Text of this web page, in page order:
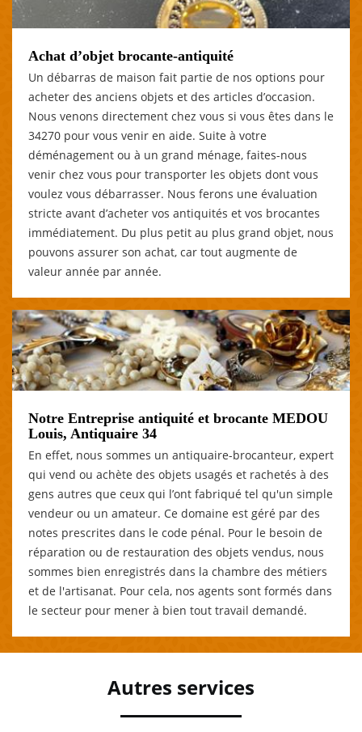
Achat d’objet brocante-antiquité
Un débarras de maison fait partie de nos options pour
acheter des anciens objets et des articles d’occasion.
Nous venons directement chez vous si vous êtes dans le
34270 pour vous venir en aide. Suite à votre
déménagement ou à un grand ménage, faites-nous
venir chez vous pour transporter les objets dont vous
voulez vous débarrasser. Nous ferons une évaluation
stricte avant d’acheter vos antiquités et vos brocantes
immédiatement. Du plus petit au plus grand objet, nous
pouvons assurer son achat, car tout augmente de
valeur année par année.
Notre Entreprise antiquité et brocante MEDOU
Louis, Antiquaire 34
En effet, nous sommes un antiquaire-brocanteur, expert
qui vend ou achète des objets usagés et rachetés à des
gens autres que ceux qui l’ont fabriqué tel qu'un simple
vendeur ou un amateur. Ce domaine est géré par des
notes prescrites dans le code pénal. Pour le besoin de
réparation ou de restauration des objets vendus, nous
sommes bien enregistrés dans la chambre des métiers
et de l'artisanat. Pour cela, nos agents sont formés dans
le secteur pour mener à bien tout travail demandé.
Autres services